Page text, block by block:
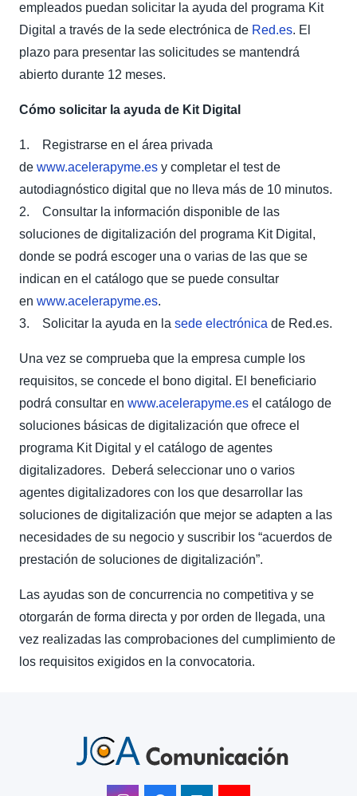
empleados puedan solicitar la ayuda del programa Kit
Digital a través de la sede electrónica de Red.es. El
plazo para presentar las solicitudes se mantendrá
abierto durante 12 meses.
Cómo solicitar la ayuda de Kit Digital
1. Registrarse en el área privada
de www.acelerapyme.es y completar el test de
autodiagnóstico digital que no lleva más de 10 minutos.
2. Consultar la información disponible de las
soluciones de digitalización del programa Kit Digital,
donde se podrá escoger una o varias de las que se
indican en el catálogo que se puede consultar
en www.acelerapyme.es.
3. Solicitar la ayuda en la sede electrónica de Red.es.
Una vez se comprueba que la empresa cumple los
requisitos, se concede el bono digital. El beneficiario
podrá consultar en www.acelerapyme.es el catálogo de
soluciones básicas de digitalización que ofrece el
programa Kit Digital y el catálogo de agentes
digitalizadores. Deberá seleccionar uno o varios
agentes digitalizadores con los que desarrollar las
soluciones de digitalización que mejor se adapten a las
necesidades de su negocio y suscribir los “acuerdos de
prestación de soluciones de digitalización”.
Las ayudas son de concurrencia no competitiva y se
otorgarán de forma directa y por orden de llegada, una
vez realizadas las comprobaciones del cumplimiento de
los requisitos exigidos en la convocatoria.